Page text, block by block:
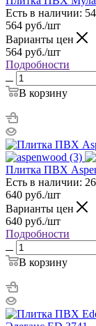
Есть в наличии: 54
564 руб./шт
Варианты цен
564 руб./шт
Подробности
В корзину
Плитка ПВХ
Есть в наличии:
640 руб./шт
Варианты цен
640 руб./шт
Подробности
В корзину